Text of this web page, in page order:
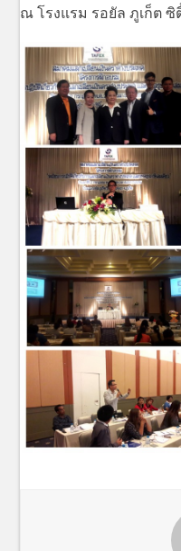
ณ โรงแรม รอยัล ภูเก็ต ซิ